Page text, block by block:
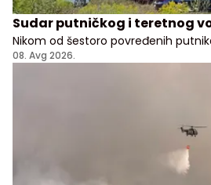
Sudar putničkog i teretnog
Nikom od šestoro povređenih
kažu lekari i predstavnici hrvatske
08. Avg 2026.